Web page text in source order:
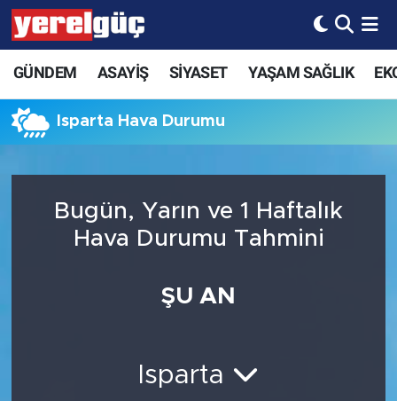
GÜNDEM ASAYİŞ SİYASET YAŞAM SAĞLIK
Isparta Hava Durumu
Bugün, Yarın ve 1 Haftalık
Hava Durumu Tahmini
ŞU AN
Isparta